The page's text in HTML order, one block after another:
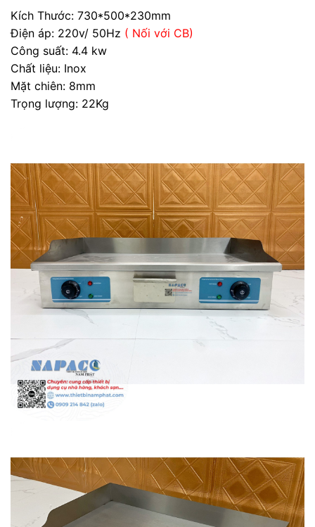
Kích Thước: 730*500*230mm
Điện áp: 220v/ 50Hz ( Nối với CB)
Công suất: 4.4 kw
Chất liệu: Inox
Mặt chiên: 8mm
Trọng lượng: 22Kg